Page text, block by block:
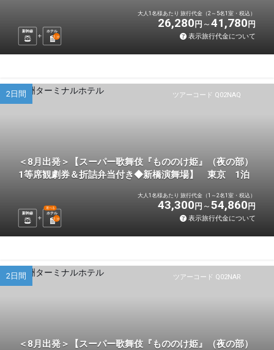
新幹線
ホテル
1 泊
大人1名様あたり 旅行代金（2～5名1室・税込）
26,280 円 41,780 円
表示旅行代金について
ツアーコード Q02NAQ
2日間
＜8月出発＞【スーパー歌舞伎『もののけ姫』（夜の部）
1等席観劇券＆折詰弁当付き◆新橋演舞場】 東京 1泊
新幹線 ホテル
選べる
1 泊
大人1名様あたり 旅行代金（1～2名1室・税込）
43,300 円 54,860 円
表示旅行代金について
ツアーコード Q02NAR
2日間
＜8月出発＞【スーパー歌舞伎『もののけ姫』（夜の部）